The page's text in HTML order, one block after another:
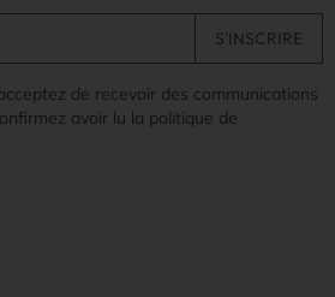
de recevoir des communications
avoir lu la politique de